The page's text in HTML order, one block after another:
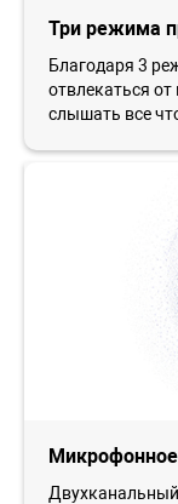
Три режима
Благодаря 3
отвлекаться
слышать все
Двухканальный